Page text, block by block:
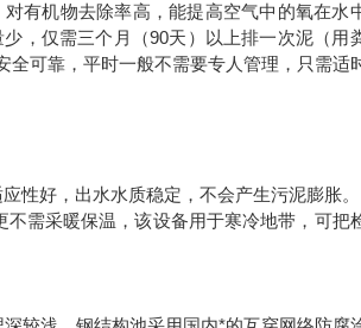
有机物去除率高，能提高空气中的氧在水
，仅需三个月（90天）以上排一次泥（用
可靠，平时一般不需要专人管理，只需适
性好，出水水质稳定，不会产生污泥膨胀。
需采暖保温，该设备用于寒冷地带，可把